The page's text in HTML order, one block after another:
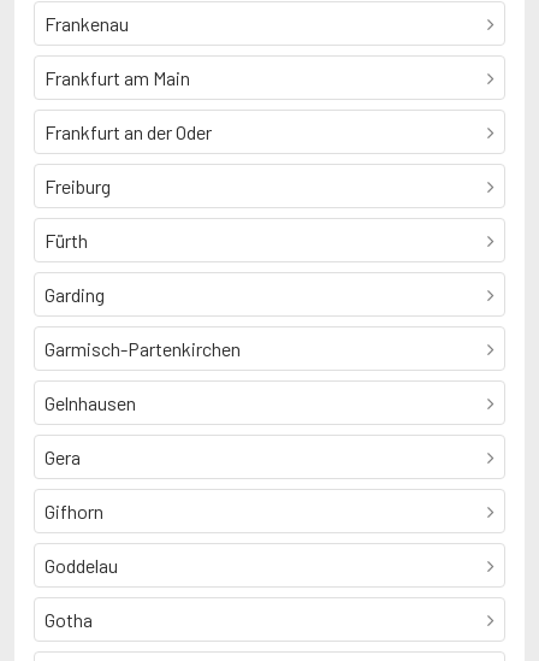
Frankenau
Frankfurt am Main
Frankfurt an der Oder
Freiburg
Fürth
Garding
Garmisch-Partenkirchen
Gelnhausen
Gera
Gifhorn
Goddelau
Gotha